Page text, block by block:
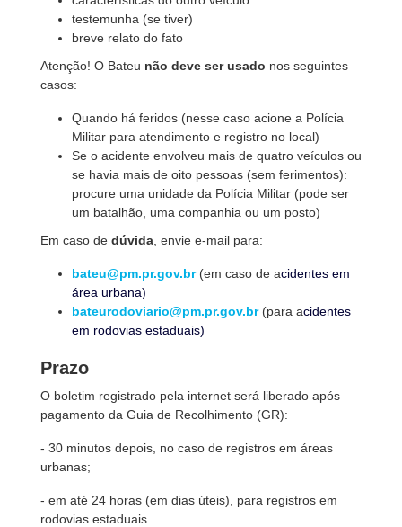
testemunha (se tiver)
breve relato do fato
Atenção! O Bateu não deve ser usado nos seguintes
casos:
Quando há feridos (nesse caso acione a Polícia
Militar para atendimento e registro no local)
Se o acidente envolveu mais de quatro veículos ou
se havia mais de oito pessoas (sem ferimentos):
procure uma unidade da Polícia Militar (pode ser
um batalhão, uma companhia ou um posto)
Em caso de dúvida , envie e-mail para:
bateu@pm.pr.gov.br(em caso de acidentes em
área urbana)
bateurodoviario@pm.pr.gov.br(para acidentes
em rodovias estaduais)
Prazo
O boletim registrado pela internet será liberado após
pagamento da Guia de Recolhimento (GR):
- 30 minutos depois, no caso de registros em áreas
urbanas;
- em até 24 horas (em dias úteis), para registros em
rodovias estaduais.